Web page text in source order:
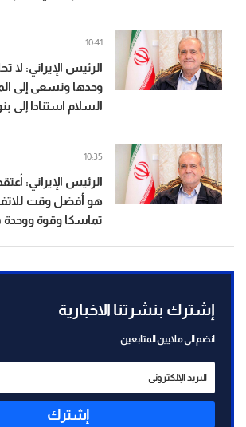
الرئيس الإيراني: لا
وحدها ونسعى إلى
السلام استنادا إلى
10:41
الرئيس الإيراني:
هو أفضل وقت
تماسكا وقوة ووحدة
10:35
إشترك بنشرتنا الاخبارية
انضم الى ملايين المتابعين
إشترك